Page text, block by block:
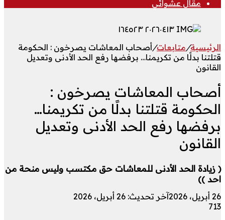
مقال عشوائي
الرئيسية/متابعات/أصحاب المعاشات يصرخون : الحكومة
قتلتنا بدلًا من تكريمنا… برفضها رفع الحد الأدنى وتعديل
القانون
أصحاب المعاشات يصرخون :
الحكومة قتلتنا بدلًا من تكريمنا…
برفضها رفع الحد الأدنى وتعديل
القانون
( زيادة الحد الأدنى للمعاشات حق مكتسب وليس منحة من
احد ))
26 أبريل، 2026
آخر تحديث: 26 أبريل، 2026
713